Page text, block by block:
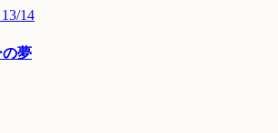
13/14
の夢